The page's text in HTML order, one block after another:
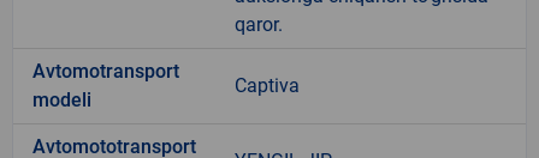
qaror.
Avtomotransport
modeli
Captiva
Avtomototransport